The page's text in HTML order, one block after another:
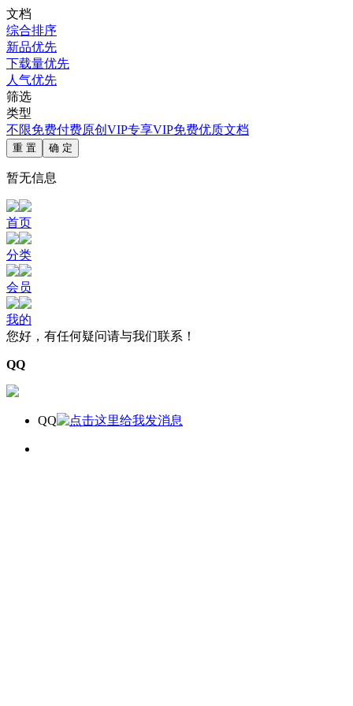
文档
综合排序
新品优先
下载量优先
人气优先
筛选
类型
不限免费付费原创 VIP专享VIP免费优质文档
重 置 确 定
暂无信息
首页
分类
会员
我的
您好，有任何疑问请与我们联系！
QQ
QQ